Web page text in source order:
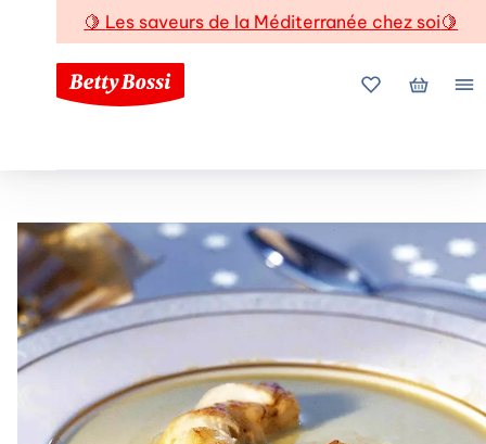
🍋 Les saveurs de la Méditerranée chez soi🍋
Mes favoris
Mon